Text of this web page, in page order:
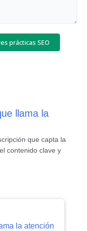
prácticas SEO
llama la
que capta la
contenido clave y
la atención